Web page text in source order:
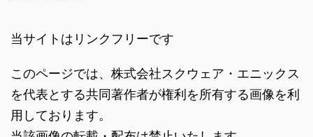
当サイトはリンクフリーです
このページでは、株式会社スクウェア・エニックス
を代表とする共同著作者が権利を所有する画像を利
用しております。